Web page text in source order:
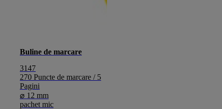
Buline de marcare
3147
270 Puncte de marcare / 5
Pagini
⌀ 12 mm
pachet mic